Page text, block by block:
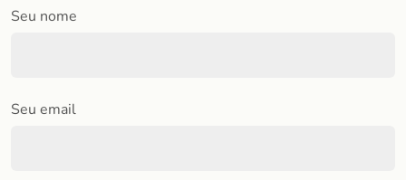
Seu nome
Seu email